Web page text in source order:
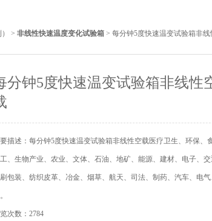
> 非线性快速温度变化试验箱 > 每分钟5度快速温变试验箱非线
分钟5度快速温变试验箱非线性
描述：每分钟5度快速温变试验箱非线性空载医疗卫生、环保、食
、生物产业、农业、文体、石油、地矿、能源、建材、电子、交
包装、纺织皮革、冶金、烟草、航天、司法、制药、汽车、电
次数：2784